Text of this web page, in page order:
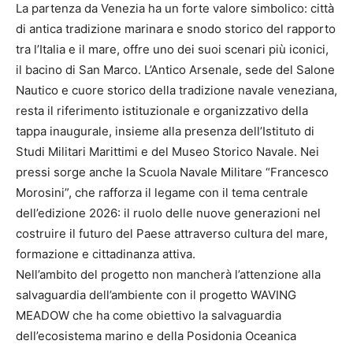
La partenza da Venezia ha un forte valore simbolico: città
di antica tradizione marinara e snodo storico del rapporto
tra l’Italia e il mare, offre uno dei suoi scenari più iconici,
il bacino di San Marco. L’Antico Arsenale, sede del Salone
Nautico e cuore storico della tradizione navale veneziana,
resta il riferimento istituzionale e organizzativo della
tappa inaugurale, insieme alla presenza dell’Istituto di
Studi Militari Marittimi e del Museo Storico Navale. Nei
pressi sorge anche la Scuola Navale Militare “Francesco
Morosini”, che rafforza il legame con il tema centrale
dell’edizione 2026: il ruolo delle nuove generazioni nel
costruire il futuro del Paese attraverso cultura del mare,
formazione e cittadinanza attiva.
Nell’ambito del progetto non mancherà l’attenzione alla
salvaguardia dell’ambiente con il progetto WAVING
MEADOW che ha come obiettivo la salvaguardia
dell’ecosistema marino e della Posidonia Oceanica